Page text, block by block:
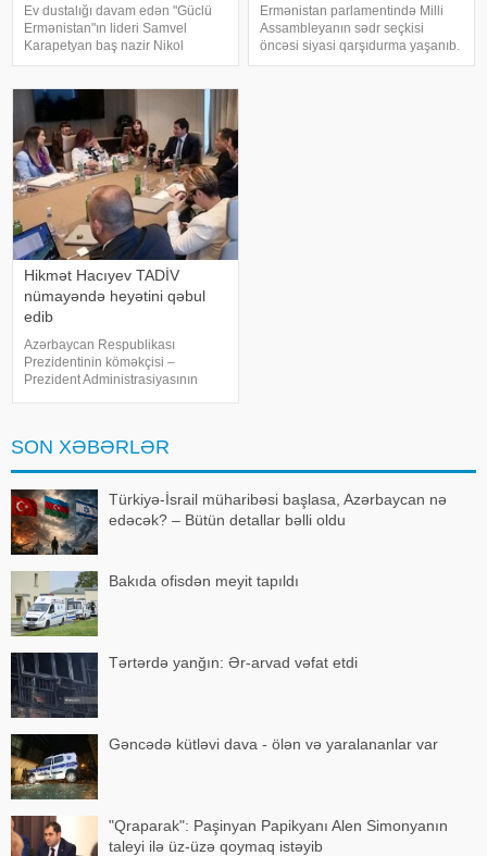
Ev dustalığı davam edən "Güclü
Ermənistan"ın lideri Samvel
Karapetyan baş nazir Nikol
Paşinyanın onu xeyriyyəçiliklə
məhrum edəcəyi ilə bağlı
xəbərdarlığına münasibət bildirib.
Ermənista
Ermənistan parlamentində Milli
Assambleyanın sədr seçkisi
öncəsi siyasi qarşıdurma yaşanıb.
KONKRET.azxəbər verir ki,
Hikmət Hacıyev TADİV
nümayəndə heyətini qəbul
edib
Azərbaycan Respublikası
Prezidentinin köməkçisi –
Prezident Administrasiyasının
Əməkdaşlıq və Həmrəylik
Vəqfinin (TADİV) və
SON XƏBƏRLƏR
Türkiyə-İsrail müharibəsi başlasa, Azərbaycan nə
edəcək? – Bütün detallar bəlli oldu
Bakıda ofisdən meyit tapıldı
Tərtərdə yanğın: Ər-arvad vəfat etdi
Gəncədə kütləvi dava - ölən və yaralananlar var
"Qraparak": Paşinyan Papikyanı Alen Simonyanın
taleyi ilə üz-üzə qoymaq istəyib